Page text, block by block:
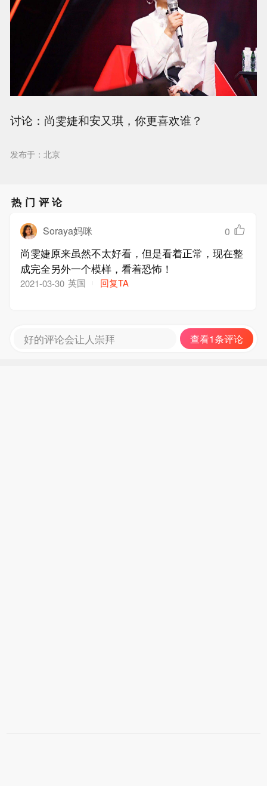
讨论：尚雯婕和安又琪，你更喜欢谁？
发布于：北京
热门评论
Soraya妈咪 0
尚雯婕原来虽然不太好看，但是看着正常，现在整
成完全另外一个模样，看着恐怖！
2021-03-30 英国 回复TA
好的评论会让人崇拜 查看1条评论